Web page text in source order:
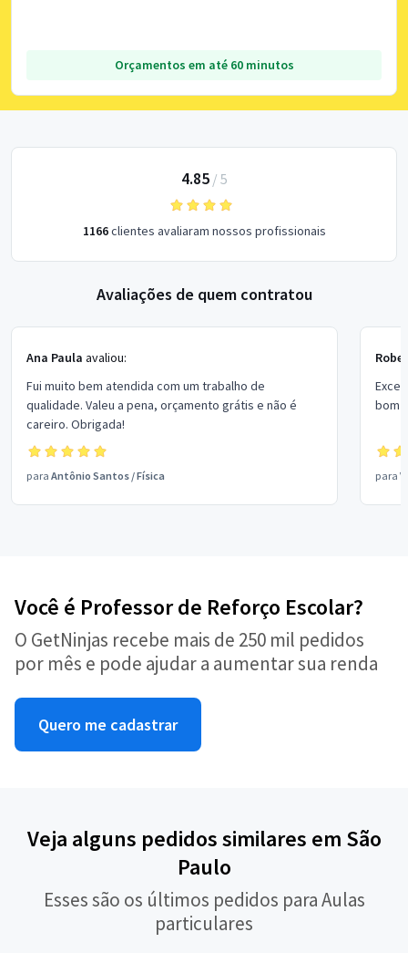
Orçamentos em até 60 minutos
4.85/ 5
1166clientes avaliaram nossos profissionais
Avaliações de quem contratou
Ana Paula avaliou:
Fui muito bem atendida com um trabalho de
qualidade. Valeu a pena, orçamento grátis e não é
careiro. Obrigada!
para Antônio Santos /Física
bom
para
Você é Professor de Reforço Escolar?
O GetNinjas recebe mais de 250 mil pedidos
por mês e pode ajudar a aumentar sua renda
Quero me cadastrar
Veja alguns pedidos similares em São
Paulo
Esses são os últimos pedidos para Aulas
particulares